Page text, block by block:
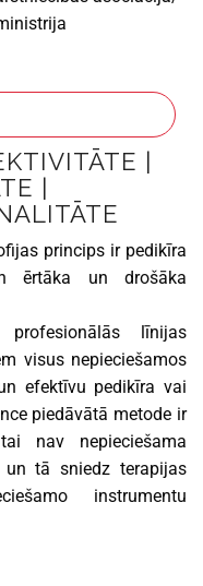
|
|
princips ir pedikīra
ērtāka un drošāka
profesionālās līnijas
visus nepieciešamos
efektīvu pedikīra vai
piedāvātā metode ir
nav nepieciešama
un tā sniedz terapijas
instrumentu